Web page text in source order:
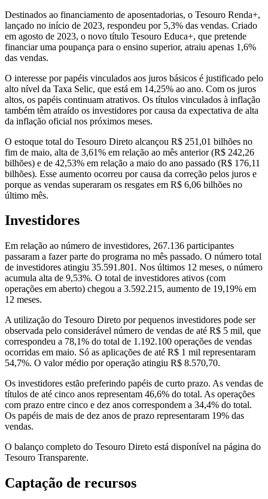
Destinados ao financiamento de aposentadorias, o Tesouro Renda+,
lançado no início de 2023, respondeu por 5,3% das vendas. Criado
em agosto de 2023, o novo título Tesouro Educa+, que pretende
financiar uma poupança para o ensino superior, atraiu apenas 1,6%
das vendas.
O interesse por papéis vinculados aos juros básicos é justificado pelo
alto nível da Taxa Selic, que está em 14,25% ao ano. Com os juros
altos, os papéis continuam atrativos. Os títulos vinculados à inflação
também têm atraído os investidores por causa da expectativa de alta
da inflação oficial nos próximos meses.
O estoque total do Tesouro Direto alcançou R$ 251,01 bilhões no
fim de maio, alta de 3,61% em relação ao mês anterior (R$ 242,26
bilhões) e de 42,53% em relação a maio do ano passado (R$ 176,11
bilhões). Esse aumento ocorreu por causa da correção pelos juros e
porque as vendas superaram os resgates em R$ 6,06 bilhões no
último mês.
Investidores
Em relação ao número de investidores, 267.136 participantes
passaram a fazer parte do programa no mês passado. O número total
de investidores atingiu 35.591.801. Nos últimos 12 meses, o número
acumula alta de 9,53%. O total de investidores ativos (com
operações em aberto) chegou a 3.592.215, aumento de 19,19% em
12 meses.
A utilização do Tesouro Direto por pequenos investidores pode ser
observada pelo considerável número de vendas de até R$ 5 mil, que
correspondeu a 78,1% do total de 1.192.100 operações de vendas
ocorridas em maio. Só as aplicações de até R$ 1 mil representaram
54,7%. O valor médio por operação atingiu R$ 8.570,70.
Os investidores estão preferindo papéis de curto prazo. As vendas de
títulos de até cinco anos representam 46,6% do total. As operações
com prazo entre cinco e dez anos correspondem a 34,4% do total.
Os papéis de mais de dez anos de prazo representaram 19% das
vendas.
O balanço completo do Tesouro Direto está disponível na página do
Tesouro Transparente.
Captação de recursos